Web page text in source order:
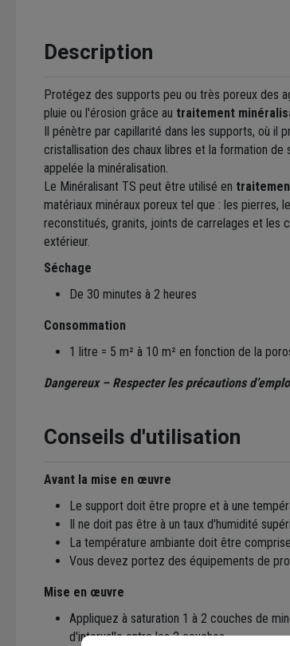
Description
Protégez des supports peu ou très poreux des
pluie ou l'érosion grâce au traitement
Il pénètre par capillarité dans les supports, où il
cristallisation des chaux libres et la formation
appelée la minéralisation.
Le Minéralisant TS peut être utilisé en
matériaux minéraux poreux tel que : les pierres,
reconstitués, granits, joints de carrelages et les
extérieur.
Séchage
De 30 minutes à 2 heures
Consommation
1 litre = 5 m² à 10 m² en fonction de la
Dangereux – Respecter les précautions
Conseils d'utilisation
Avant la mise en œuvre
Le support doit être propre et à une
Il ne doit pas être à un taux d'humidité
La température ambiante doit être
Vous devez portez des équipements de
Mise en œuvre
Appliquez à saturation 1 à 2 couches de
d'intervalle entre les 2 couches